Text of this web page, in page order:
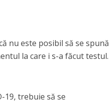
nu este posibil să se spună
la care i s-a făcut testul.
19, trebuie să se